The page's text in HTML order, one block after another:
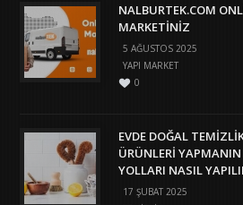
NALBURTEK.COM
MARKETINIZ
5 AĞUSTOS 2025
YAPI MARKET
0
EVDE DOĞAL
ÜRÜNLERI
YOLLARI NASIL
17 ŞUBAT 2025